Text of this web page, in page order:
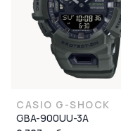
CASIO G-SHOCK
GBA-900UU-3A